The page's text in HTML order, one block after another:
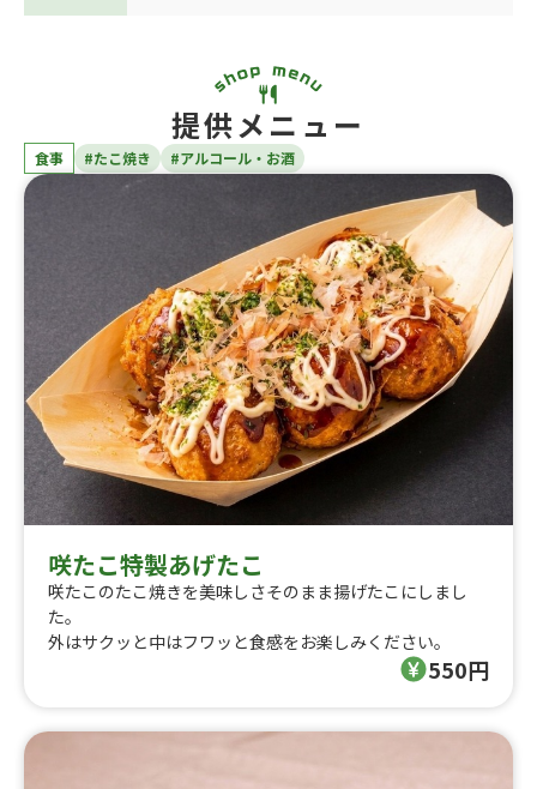
提供メニュー
食事 #たこ焼き #アルコール・お酒
咲たこ特製あげたこ
咲たこのたこ焼きを美味しさそのまま揚げたこにしまし
た。
外はサクッと中はフワッと食感をお楽しみください。
550円